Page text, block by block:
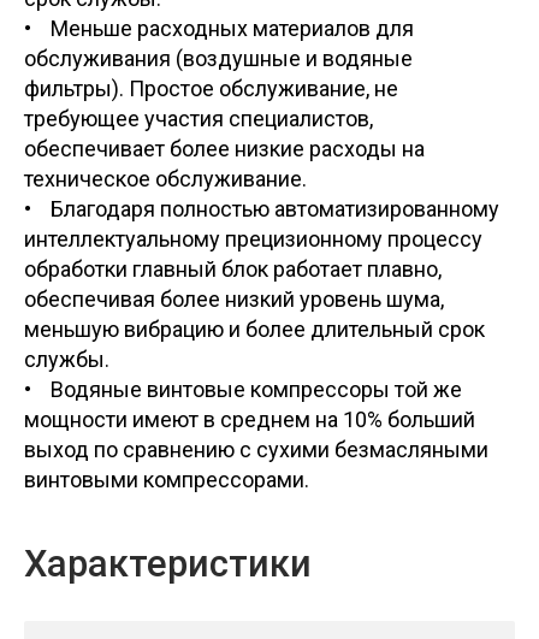
• Меньше расходных материалов для
обслуживания (воздушные и водяные
фильтры). Простое обслуживание, не
требующее участия специалистов,
обеспечивает более низкие расходы на
техническое обслуживание.
• Благодаря полностью автоматизированному
интеллектуальному прецизионному процессу
обработки главный блок работает плавно,
обеспечивая более низкий уровень шума,
меньшую вибрацию и более длительный срок
службы.
• Водяные винтовые компрессоры той же
мощности имеют в среднем на 10% больший
выход по сравнению с сухими безмасляными
винтовыми компрессорами.
Характеристики